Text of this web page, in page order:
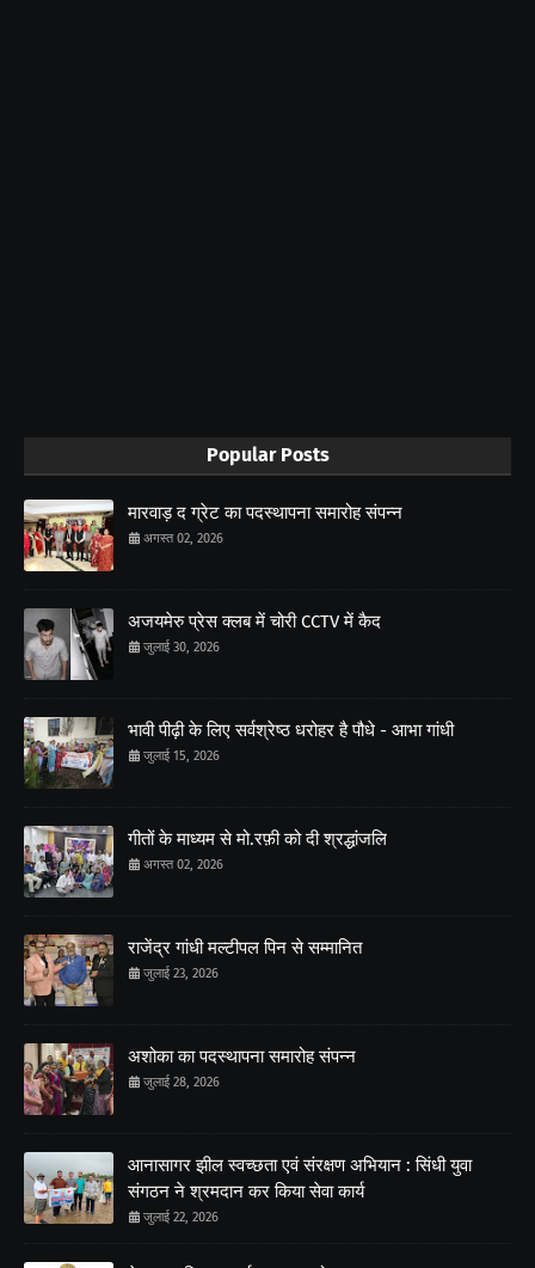
Popular Posts
मारवाड़ द ग्रेट का पदस्थापना समारोह संपन्न
अगस्त 02, 2026
अजयमेरु प्रेस क्लब में चोरी CCTV में कैद
जुलाई 30, 2026
भावी पीढ़ी के लिए सर्वश्रेष्ठ धरोहर है पौधे - आभा गांधी
जुलाई 15, 2026
गीतों के माध्यम से मो.रफ़ी को दी श्रद्धांजलि
अगस्त 02, 2026
राजेंद्र गांधी मल्टीपल पिन से सम्मानित
जुलाई 23, 2026
अशोका का पदस्थापना समारोह संपन्न
जुलाई 28, 2026
आनासागर झील स्वच्छता एवं संरक्षण अभियान : सिंधी युवा
संगठन ने श्रमदान कर किया सेवा कार्य
जुलाई 22, 2026